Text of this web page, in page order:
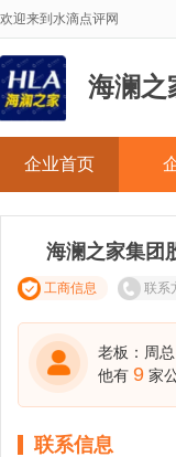
欢迎来到水滴点评网
海澜之
企业首页
海澜之家集团
工商信息 联系
老板：周总
他有 9 家
联系信息